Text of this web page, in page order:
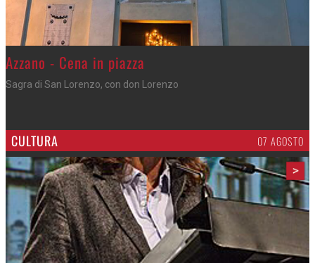
Gli appuntamenti fino a sabato
Cosa fare questi giorni nel Cremasco
CULTURA 07 AGOSTO
>